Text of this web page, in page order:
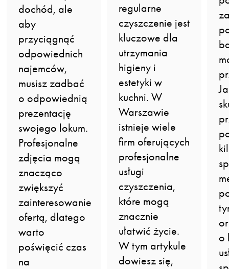
dochód, ale
aby
przyciągnąć
odpowiednich
najemców,
musisz zadbać
o odpowiednią
prezentację
swojego lokum.
Profesjonalne
zdjęcia mogą
znacząco
zwiększyć
zainteresowanie
ofertą, dlatego
warto
poświęcić czas
na
regularne
czyszczenie jest
kluczowe dla
utrzymania
higieny i
estetyki w
kuchni. W
Warszawie
istnieje wiele
firm oferujących
profesjonalne
usługi
czyszczenia,
które mogą
znacznie
ułatwić życie.
W tym artykule
dowiesz się,
o